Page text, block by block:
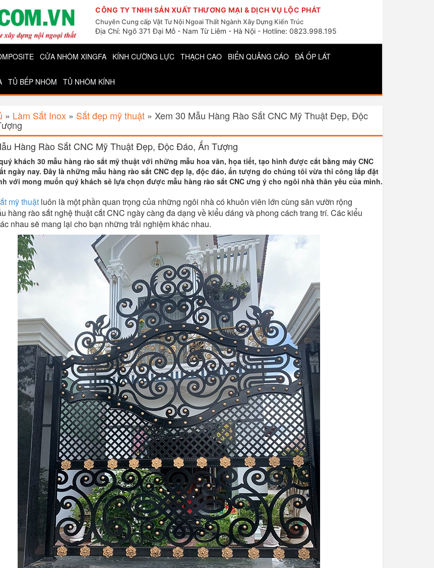
CÔNG TY TNHH SẢN XUẤT THƯƠNG MẠI & DỊCH VỤ LỘC PHÁT
Chuyên Cung cấp Vật Tư Nội Ngoai Thất Ngành Xây Dựng Kiến Trúc
Địa Chỉ: Ngõ 371 Đại Mỗ - Nam Từ Liêm - Hà Nội - Hotline: 0823.998.195
CỬA NHÔM XINGFA KÍNH CƯỜNG LỰC THẠCH CAO BIỂN QUẢNG CÁO ĐÁ ỐP LÁT
TỦ BẾP NHÔM TỦ NHÔM KÍNH
» Làm Sắt Inox» Sắt đẹp mỹ thuật» Xem 30 Mẫu Hàng Rào Sắt CNC Mỹ Thuật Đẹp, Độc
Hàng Rào Sắt CNC Mỹ Thuật Đẹp, Độc Đáo, Ấn Tượng
khách 30 mẫu hàng rào sắt mỹ thuật với những mẫu hoa văn, họa tiết, tạo hình được cắt bằng máy CNC
ngày nay. Đây là những mẫu hàng rào sắt CNC đẹp lạ, độc đáo, ấn tượng do chúng tôi vừa thi công lắp đặt
với mong muốn quý khách sẽ lựa chọn được mẫu hàng rào sắt CNC ưng ý cho ngôi nhà thân yêu của mình.
mỹ thuậtluôn là một phần quan trọng của những ngôi nhà có khuôn viên lớn cùng sân vườn rộng
hàng rào sắt nghệ thuật cắt CNC ngày càng đa dạng về kiểu dáng và phong cách trang trí. Các kiểu
nhau sẽ mang lại cho bạn những trải nghiệm khác nhau.